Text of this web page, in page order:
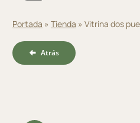
Portada » Tienda » Vitrina dos
Atrás